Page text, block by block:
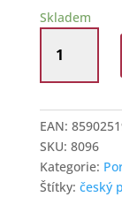
Skladem
podšálkem
dekorem
Rakouská
házenka
množství
EAN:
SKU: 8096
Kategorie:
Štítky: český